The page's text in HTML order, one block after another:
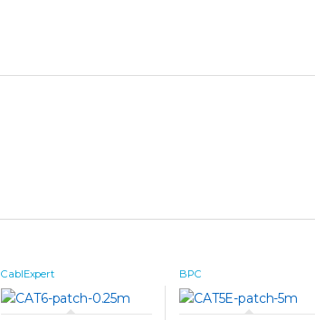
CablExpert BPC